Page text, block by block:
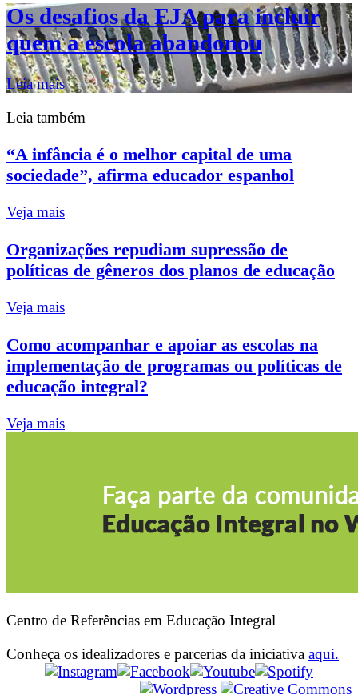
Os desafios da EJA para incluir
quem a escola abandonou
Leia mais
Leia também
“A infância é o melhor capital de uma
sociedade”, afirma educador espanhol
Veja mais
Organizações repudiam supressão de
políticas de gêneros dos planos de educação
Veja mais
Como acompanhar e apoiar as escolas na
implementação de programas ou políticas de
educação integral?
Veja mais
Centro de Referências em Educação Integral
Conheça os idealizadores e parcerias da iniciativa aqui.